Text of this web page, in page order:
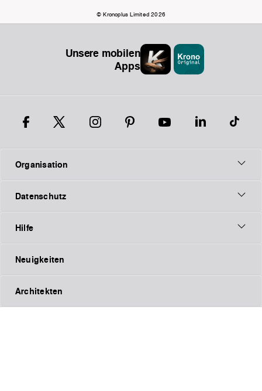
© Kronoplus Limited 2026
Unsere mobilen
Apps
Organisation
Datenschutz
Hilfe
Neuigkeiten
Architekten